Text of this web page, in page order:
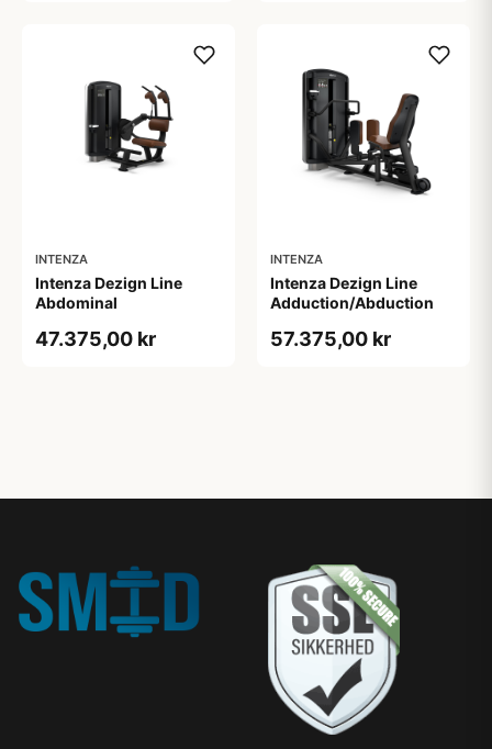
INTENZA
Intenza Dezign Line
Abdominal
47.375,00 kr
INTENZA
Intenza Dezign Line
Adduction/Abduction
57.375,00 kr